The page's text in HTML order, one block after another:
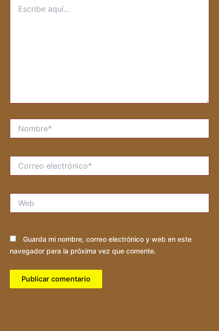
aquí...
electrónico*
Guarda mi nombre, correo electrónico y web en este
navegador para la próxima vez que comente.